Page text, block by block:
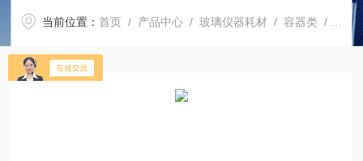
当前位置：首页 / 产品中心 /玻璃仪器耗材 /容器类 / 棕色容量瓶